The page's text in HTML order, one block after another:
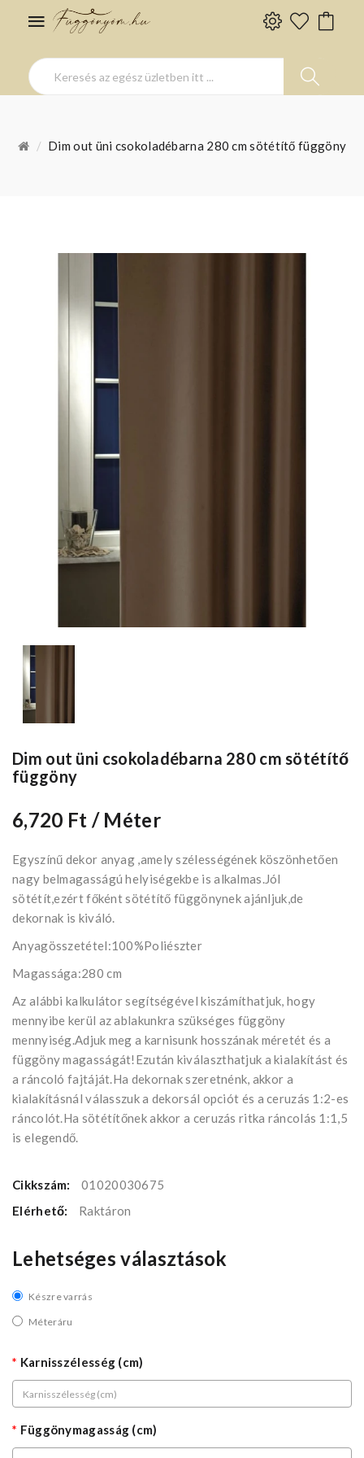
Dim out üni csokoladébarna 280 cm sötétítő függöny
Dim out üni csokoladébarna 280 cm sötétítő
függöny
6,720 Ft / Méter
Egyszínű dekor anyag ,amely szélességének köszönhetően
nagy belmagasságú helyiségekbe is alkalmas.Jól
sötétít,ezért főként sötétítő függönynek ajánljuk,de
dekornak is kiváló.
Anyagösszetétel:100%Poliészter
Magassága:280 cm
Az alábbi kalkulátor segítségével kiszámíthatjuk, hogy
mennyibe kerül az ablakunkra szükséges függöny
mennyiség.Adjuk meg a karnisunk hosszának méretét és a
függöny magasságát!Ezután kiválaszthatjuk a kialakítást és
a ráncoló fajtáját.Ha dekornak szeretnénk, akkor a
kialakításnál válasszuk a dekorsál opciót és a ceruzás 1:2-es
ráncolót.Ha sötétítőnek akkor a ceruzás ritka ráncolás 1:1,5
is elegendő.
Cikkszám:
01020030675
Elérhető:
Raktáron
Lehetséges választások
Készre varrás
Méteráru
Karnisszélesség (cm)
Függönymagasság (cm)